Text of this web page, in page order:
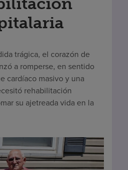
trágica, el corazón de
a romperse, en sentido
cardíaco masivo y una
rehabilitación
su ajetreada vida en la